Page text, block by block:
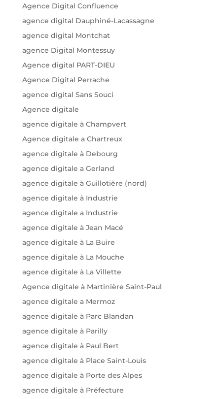
Agence Digital Confluence
agence digital Dauphiné-Lacassagne
agence digital Montchat
agence Digital Montessuy
Agence digital PART-DIEU
Agence Digital Perrache
agence digital Sans Souci
Agence digitale
agence digitale à Champvert
Agence digitale a Chartreux
agence digitale à Debourg
agence digitale a Gerland
agence digitale à Guillotière (nord)
agence digitale à Industrie
agence digitale a Industrie
agence digitale à Jean Macé
agence digitale à La Buire
agence digitale à La Mouche
agence digitale à La Villette
Agence digitale à Martinière Saint-Paul
agence digitale a Mermoz
agence digitale à Parc Blandan
agence digitale à Parilly
agence digitale à Paul Bert
agence digitale à Place Saint-Louis
agence digitale à Porte des Alpes
agence digitale à Préfecture